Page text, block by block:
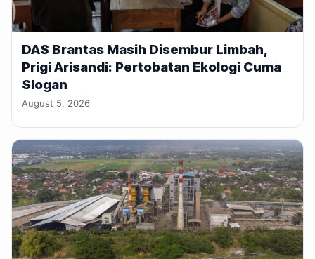
DAS Brantas Masih Disembur Limbah,
Prigi Arisandi: Pertobatan Ekologi Cuma
Slogan
August 5, 2026